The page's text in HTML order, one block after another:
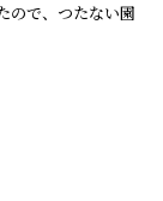
ので、つたない園